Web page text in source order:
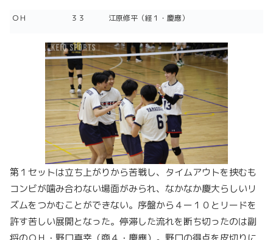
ＯＨ ３３ 江原修平（経１・慶應）
第１セットは立ち上がりから苦戦し、タイムアウトを挟むも
コンビが噛み合わない場面がみられ、なかなか慶大らしいリ
ズムをつかむことができない。序盤から４ー１０とリードを
許す苦しい展開となった。停滞した流れを断ち切ったのは副